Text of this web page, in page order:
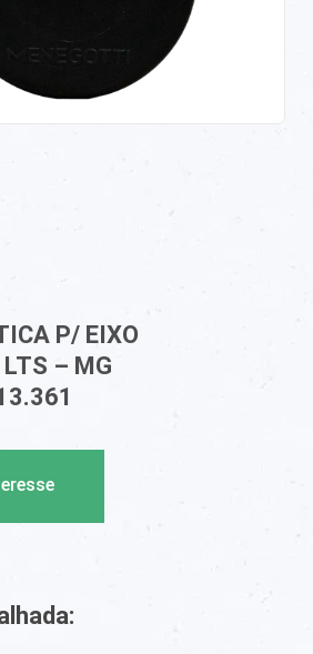
P/ EIXO
– MG